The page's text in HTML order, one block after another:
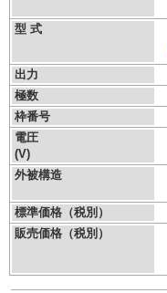
型 式
出力
極数
枠番号
電圧
(V)
外被構造
標準価格（税別）
販売価格（税別）